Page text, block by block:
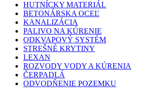
HUTNÍCKY MATERIÁL
BETONÁRSKA OCEĽ
KANALIZÁCIA
PALIVO NA KÚRENIE
ODKVAPOVÝ SYSTÉM
STREŠNÉ KRYTINY
LEXAN
ROZVODY VODY A KÚRENIA
ČERPADLÁ
ODVODŇENIE POZEMKU